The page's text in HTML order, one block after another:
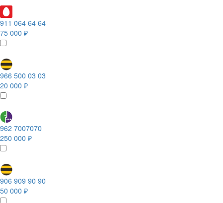
911 064 64 64
75 000 ₽
966 500 03 03
20 000 ₽
962 7007070
250 000 ₽
906 909 90 90
50 000 ₽